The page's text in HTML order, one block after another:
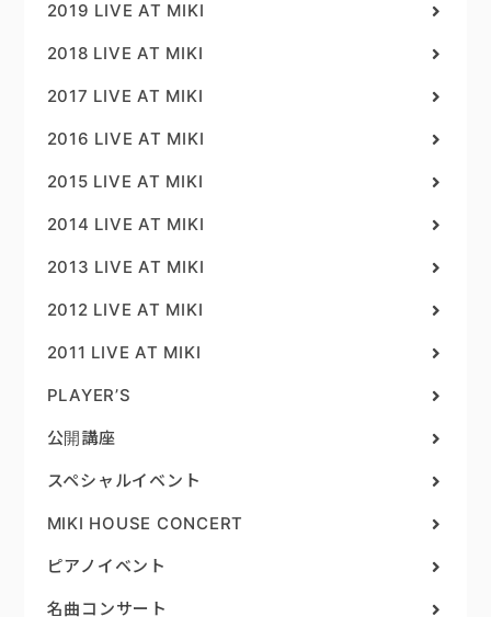
2019 LIVE AT MIKI
2018 LIVE AT MIKI
2017 LIVE AT MIKI
2016 LIVE AT MIKI
2015 LIVE AT MIKI
2014 LIVE AT MIKI
2013 LIVE AT MIKI
2012 LIVE AT MIKI
2011 LIVE AT MIKI
PLAYER’S
公開講座
スペシャルイベント
MIKI HOUSE CONCERT
ピアノイベント
名曲コンサート